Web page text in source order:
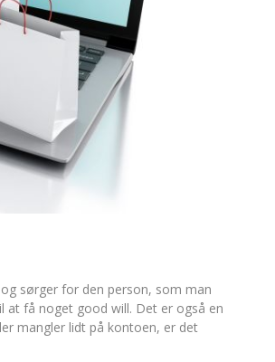
sørger for den person, som man
at få noget good will. Det er også en
mangler lidt på kontoen, er det